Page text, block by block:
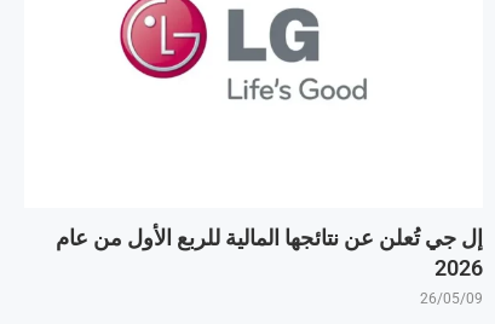
إل جي تُعلن عن نتائجها المالية للربع الأول من عام
2026
26/05/09